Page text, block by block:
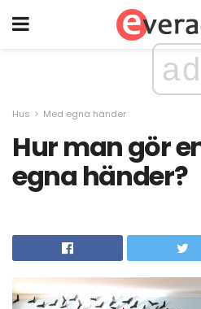
ad
Hus Med egna händer
Hur man gör
egna händer?